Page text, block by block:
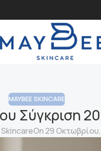
MAYBEE SKINCARE
Σύγκριση
On 29